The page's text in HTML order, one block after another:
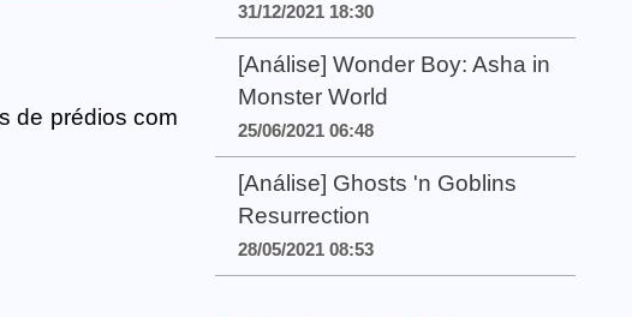
de prédios com
31/12/2021 18:30
[Análise] Wonder Boy: Asha in
Monster World
25/06/2021 06:48
[Análise] Ghosts 'n Goblins
Resurrection
28/05/2021 08:53